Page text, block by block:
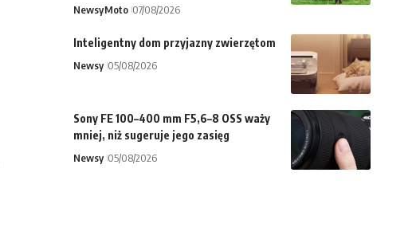
NewsyMoto 07/08/2026
Inteligentny dom przyjazny zwierzętom
Newsy 05/08/2026
Sony FE 100–400 mm F5,6–8 OSS waży
mniej, niż sugeruje jego zasięg
Newsy 05/08/2026